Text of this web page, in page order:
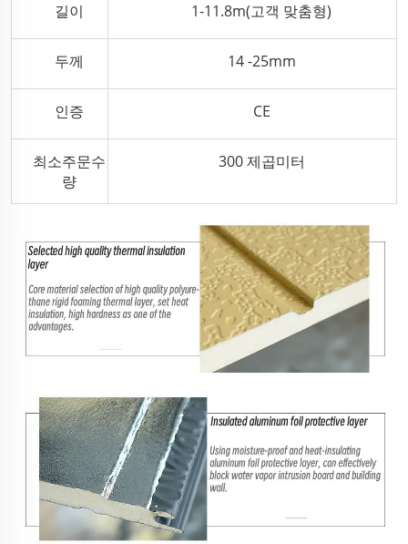
길이 1-11.8m(고객 맞춤형)
두께 14 -25mm
인증 CE
최소주문수
량
300 제곱미터